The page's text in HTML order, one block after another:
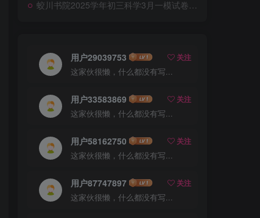
蛟川书院2025学年初三科学3月一模试卷答案+详细解析
用户29039753
关注
这家伙很懒，什么都没有写...
用户33583869
关注
这家伙很懒，什么都没有写...
用户58162750
关注
这家伙很懒，什么都没有写...
用户87747897
关注
这家伙很懒，什么都没有写...